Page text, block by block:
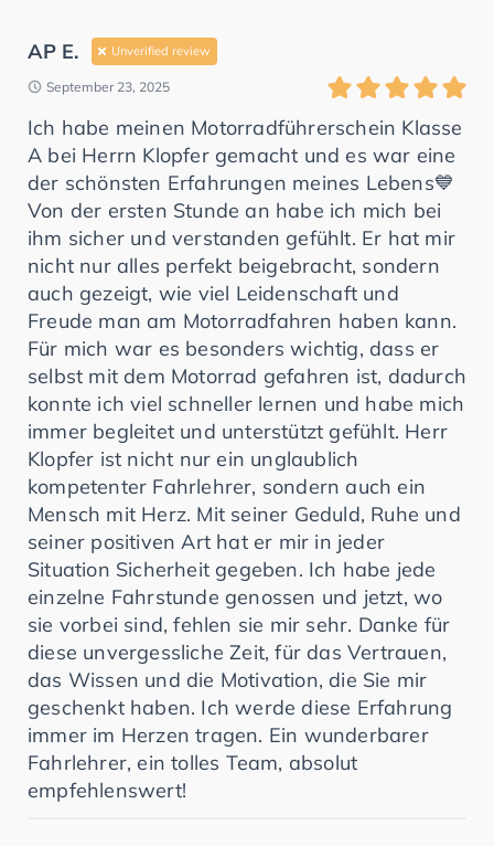
AP E. Unverified review
September 23, 2025
Ich habe meinen Motorradführerschein Klasse
A bei Herrn Klopfer gemacht und es war eine
der schönsten Erfahrungen meines Lebens💙
Von der ersten Stunde an habe ich mich bei
ihm sicher und verstanden gefühlt. Er hat mir
nicht nur alles perfekt beigebracht, sondern
auch gezeigt, wie viel Leidenschaft und
Freude man am Motorradfahren haben kann.
Für mich war es besonders wichtig, dass er
selbst mit dem Motorrad gefahren ist, dadurch
konnte ich viel schneller lernen und habe mich
immer begleitet und unterstützt gefühlt. Herr
Klopfer ist nicht nur ein unglaublich
kompetenter Fahrlehrer, sondern auch ein
Mensch mit Herz. Mit seiner Geduld, Ruhe und
seiner positiven Art hat er mir in jeder
Situation Sicherheit gegeben. Ich habe jede
einzelne Fahrstunde genossen und jetzt, wo
sie vorbei sind, fehlen sie mir sehr. Danke für
diese unvergessliche Zeit, für das Vertrauen,
das Wissen und die Motivation, die Sie mir
geschenkt haben. Ich werde diese Erfahrung
immer im Herzen tragen. Ein wunderbarer
Fahrlehrer, ein tolles Team, absolut
empfehlenswert!